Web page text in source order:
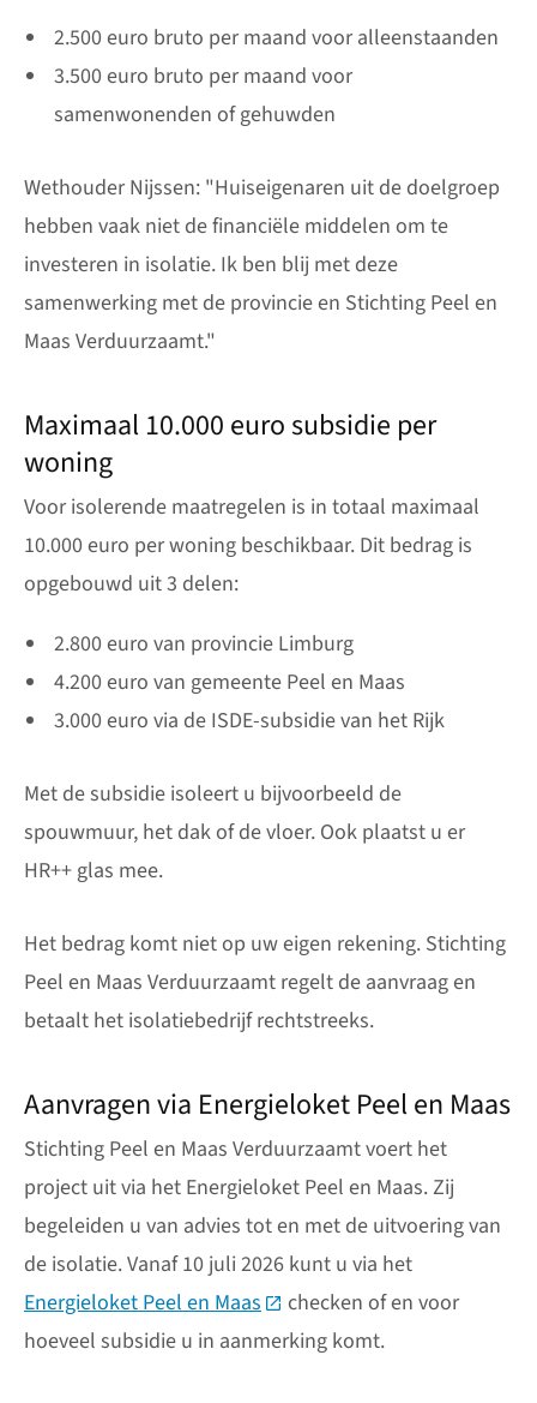
2.500 euro bruto per maand voor alleenstaanden
3.500 euro bruto per maand voor
samenwonenden of gehuwden
Wethouder Nijssen: "Huiseigenaren uit de doelgroep
hebben vaak niet de financiële middelen om te
investeren in isolatie. Ik ben blij met deze
samenwerking met de provincie en Stichting Peel en
Maas Verduurzaamt."
Maximaal 10.000 euro subsidie per
woning
Voor isolerende maatregelen is in totaal maximaal
10.000 euro per woning beschikbaar. Dit bedrag is
opgebouwd uit 3 delen:
2.800 euro van provincie Limburg
4.200 euro van gemeente Peel en Maas
3.000 euro via de ISDE-subsidie van het Rijk
Met de subsidie isoleert u bijvoorbeeld de
spouwmuur, het dak of de vloer. Ook plaatst u er
HR++ glas mee.
Het bedrag komt niet op uw eigen rekening. Stichting
Peel en Maas Verduurzaamt regelt de aanvraag en
betaalt het isolatiebedrijf rechtstreeks.
Aanvragen via Energieloket Peel en Maas
Stichting Peel en Maas Verduurzaamt voert het
project uit via het Energieloket Peel en Maas. Zij
begeleiden u van advies tot en met de uitvoering van
de isolatie. Vanaf 10 juli 2026 kunt u via het
Energieloket Peel en Maas(Deze link gaat naar een
checken of en voor
hoeveel subsidie u in aanmerking komt.